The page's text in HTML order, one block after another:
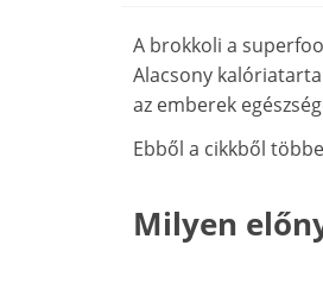
A brokkoli a
Alacsony
az emberek
Ebből a cikkből
Milyen